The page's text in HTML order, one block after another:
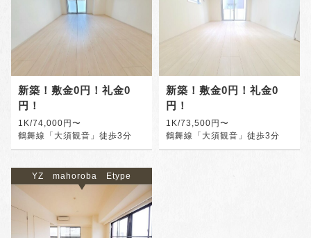
新築！敷金0円！礼金0
円！
1K/74,000円〜
鶴舞線「大須観音」徒歩3分
新築！敷金0円！礼金0
円！
1K/73,500円〜
鶴舞線「大須観音」徒歩3分
YZ mahoroba Etype